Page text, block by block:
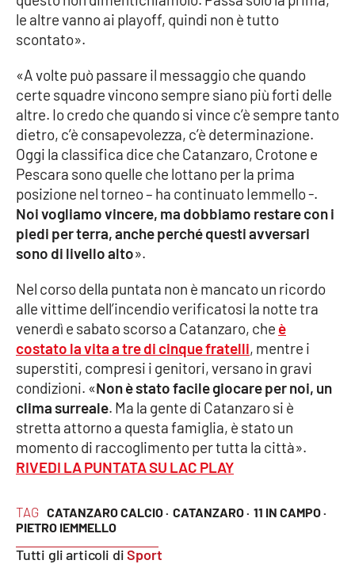
LaC OnAir
EDIZIONI
LOCALI
Catanzaro
Crotone
Vibo Valentia
Reggio Calabria
Lamezia Terme
PROGETTI
SPECIALI
Buona Sanità Calabria
LA
CALABRIAVISIONE
Destinazioni
Eventi
TAG CATANZARO CALCIO · CATANZARO · 11 IN CAMPO ·
PIETRO IEMMELLO
Tutti gli articoli diSport
le altre vanno ai playoff, quindi non è tutto
scontato».
«A volte può passare il messaggio che quando
certe squadre vincono sempre siano più forti delle
altre. Io credo che quando si vince c’è sempre tanto
dietro, c’è consapevolezza, c’è determinazione.
Oggi la classifica dice che Catanzaro, Crotone e
Pescara sono quelle che lottano per la prima
posizione nel torneo – ha continuato Iemmello -.
Noi vogliamo vincere, ma dobbiamo restare con i
piedi per terra, anche perché questi avversari
sono di livello alto».
Nel corso della puntata non è mancato un ricordo
alle vittime dell’incendio verificatosi la notte tra
venerdì e sabato scorso a Catanzaro, che è
costato la vita a tre di cinque fratelli, mentre i
superstiti, compresi i genitori, versano in gravi
condizioni. «Non è stato facile giocare per noi, un
clima surreale. Ma la gente di Catanzaro si è
stretta attorno a questa famiglia, è stato un
momento di raccoglimento per tutta la città».
RIVEDI LA PUNTATA SU LAC PLAY